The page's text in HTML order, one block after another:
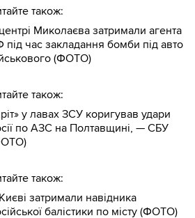
також:
Миколаєва затримали агента
під час закладання бомби під авто
(ФОТО)
також:
у лавах ЗСУ коригував удари
по АЗС на Полтавщині, — СБУ
також:
затримали навідника
балістики по місту (ФОТО)